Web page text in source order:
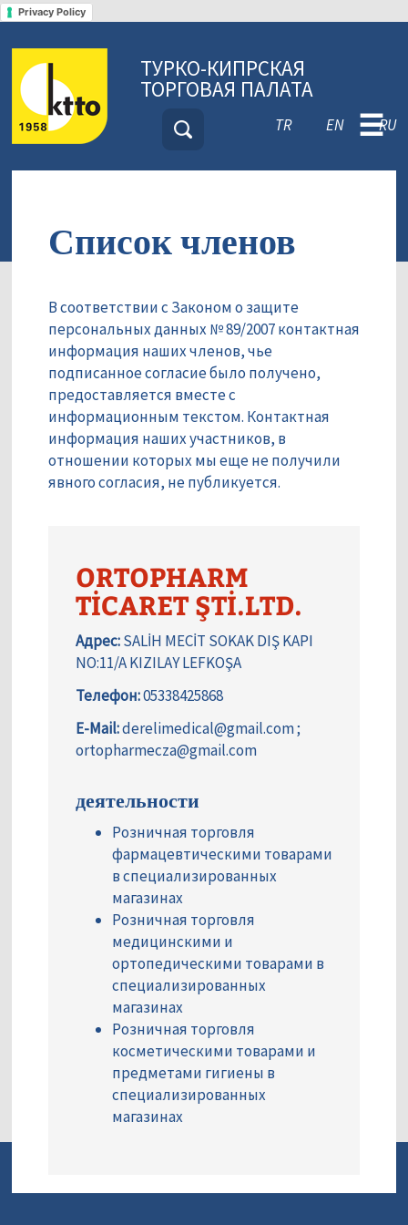
Privacy Policy
ТУРКО-КИПРСКАЯ
ТОРГОВАЯ ПАЛАТА
TR EN RU
☰
Список членов
В соответствии с Законом о защите
персональных данных № 89/2007 контактная
информация наших членов, чье
подписанное согласие было получено,
предоставляется вместе с
информационным текстом. Контактная
информация наших участников, в
отношении которых мы еще не получили
явного согласия, не публикуется.
ORTOPHARM
TİCARET ŞTİ.LTD.
Адрес:SALİH MECİT SOKAK DIŞ KAPI
NO:11/A KIZILAY LEFKOŞA
Телефон:05338425868
E-Mail:derelimedical@gmail.com ;
ortopharmecza@gmail.com
деятельности
Розничная торговля
фармацевтическими товарами
в специализированных
магазинах
Розничная торговля
медицинскими и
ортопедическими товарами в
специализированных
магазинах
Розничная торговля
косметическими товарами и
предметами гигиены в
специализированных
магазинах